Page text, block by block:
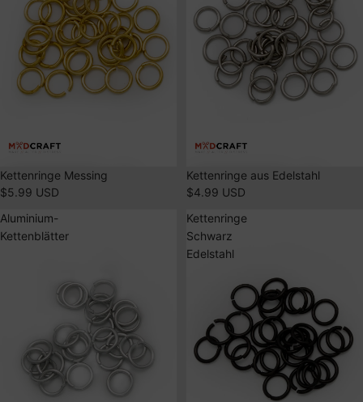
Kettenringe Messing
$5.99 USD
Kettenringe aus Edelstahl
$4.99 USD
Aluminium-
Kettenblätter
Kettenringe
Schwarz
Edelstahl